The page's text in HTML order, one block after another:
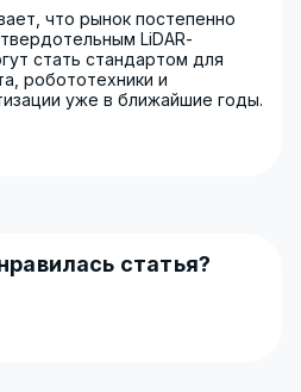
что рынок постепенно
LiDAR-
стать стандартом для
робототехники и
уже в ближайшие годы.
статья?